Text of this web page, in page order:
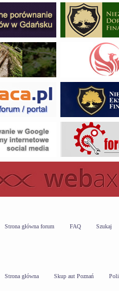
Strona główna forum FAQ Szukaj
Strona główna Skup aut Poznań